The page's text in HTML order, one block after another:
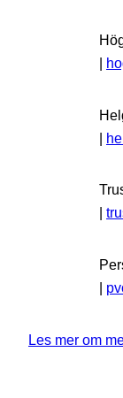
|
|
|
Les mer om